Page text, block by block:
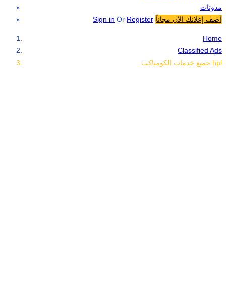
مدونات
Sign in Or Register أضف إعلانك الآن مجاناً
Home
Classified Ads
جميع خدمات الكومباكت hpl